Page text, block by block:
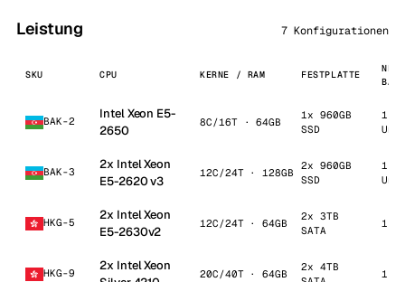
Leistung 7 Konfigurationen
SKU CPU KERNE / RAM FESTPLATTE
BAK-2
Intel Xeon E5-
2650
8C/16T · 64GB
1x 960GB
SSD
1
BAK-3
2x Intel Xeon
E5-2620 v3
12C/24T · 128GB
2x 960GB
SSD
1
HKG-5
2x Intel Xeon
E5-2630v2
12C/24T · 64GB
2x 3TB
SATA
1
HKG-9
2x Intel Xeon
20C/40T · 64GB
2x 4TB
1